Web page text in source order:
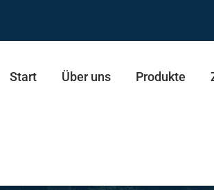
Start Über uns Produkte